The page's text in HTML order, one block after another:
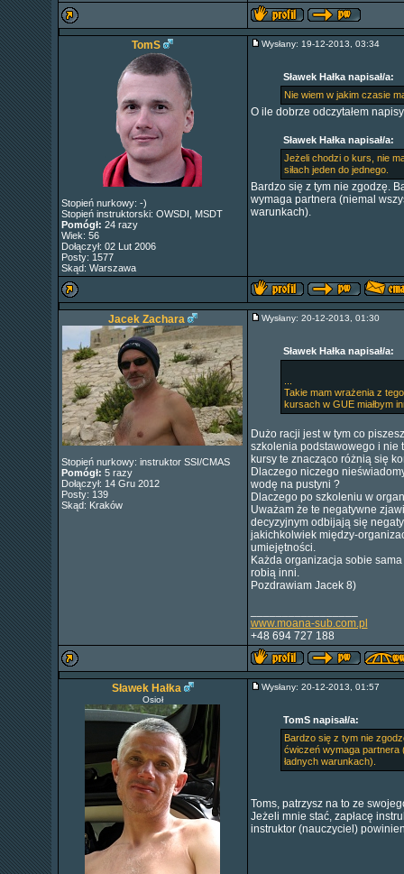
TomS
Stopień nurkowy: -)
Stopień instruktorski: OWSDI, MSDT
Pomógł: 24 razy
Wiek: 56
Dołączył: 02 Lut 2006
Posty: 1577
Skąd: Warszawa
Wysłany: 19-12-2013, 03:34
Sławek Hałka napisał/a:
Nie wiem w jakim czasie
O ile dobrze odczytałem
Sławek Hałka napisał/a:
Jeżeli chodzi o kurs, nie
siłach jeden do jednego.
Bardzo się z tym nie zgodzę.
wymaga partnera (niemal
warunkach).
Jacek Zachara
Stopień nurkowy: instruktor SSI/CMAS
Pomógł: 5 razy
Dołączył: 14 Gru 2012
Posty: 139
Skąd: Kraków
Wysłany: 20-12-2013, 01:30
Sławek Hałka napisał/a:
Takie mam wrażenia z
kursach w GUE miałbym
Dużo racji jest w tym co
szkolenia podstawowego i nie
kursy te znacząco różnią się
Dlaczego niczego
wodę na pustyni ?
Dlaczego po szkoleniu w
Uważam że te negatywne
decyzyjnym odbijają się
jakichkolwiek między-
umiejętności.
Każda organizacja sobie
robią inni.
Pozdrawiam Jacek 8)
www.moana-sub.com.pl
+48 694 727 188
Sławek Hałka
Osioł
Wysłany: 20-12-2013, 01:57
TomS napisał/a:
Bardzo się z tym nie
ćwiczeń wymaga partnera
ładnych warunkach).
Toms, patrzysz na to ze
Jeżeli mnie stać, zapłacę
instruktor (nauczyciel)